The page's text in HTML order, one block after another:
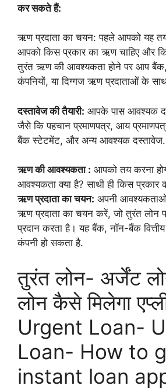
कर सकते हैं:
ऋण प्रदाता का चयन: पहले आपको यह तय
आपको किस प्रकार का ऋण चाहिए और
तुरंत ऋण की आवश्यकता होने पर आप बैंक,
कंपनियों, या दिग्गज ऋण प्रदाताओं के
दस्तावेज की तैयारी: आपके पास आवश्यक
जैसे कि पहचान प्रमाणपत्र, आय
बैंक स्टेटमेंट, और अन्य आवश्यक दस्तावेज.
ऋण की आवश्यकता : आपको तय करना
आवश्यकता क्या है? साथी ही किस प्रकार
ऋण प्रदाता का चयन: अपनी
ऋण प्रदाता का चयन करें, जो तुरंत लोन
प्रदान करता है। यह बैंक, नॉन-बैंक
कंपनी हो सकता है.
तुरंत लोन- अर्जेंट
लोन कैसे मिलेगा
Urgent Loan-
Loan- How to
instant loan